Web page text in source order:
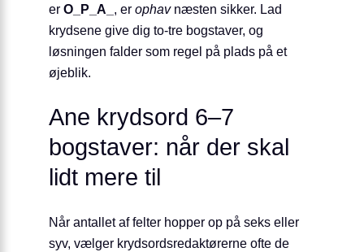
er O_P_A_ , er ophavnæsten sikker. Lad
krydsene give dig to-tre bogstaver, og
løsningen falder som regel på plads på et
øjeblik.
Ane krydsord 6–7
bogstaver: når der skal
lidt mere til
Når antallet af felter hopper op på seks eller
syv, vælger krydsordsredaktørerne ofte de